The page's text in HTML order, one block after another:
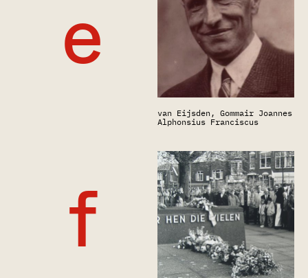
e
van Eijsden, Gommair Joannes
Alphonsius Franciscus
f